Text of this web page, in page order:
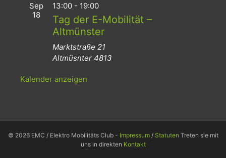
Sep
18
13:00 - 19:00
Tag der E-Mobilität –
Altmünster
Marktstraße 21
Altmüsnter 4813
Kalender anzeigen
© 2026 EMC / Elektro Mobilitäts Club - Impressum/ Statuten Treten sie mit
uns in direkten Kontakt